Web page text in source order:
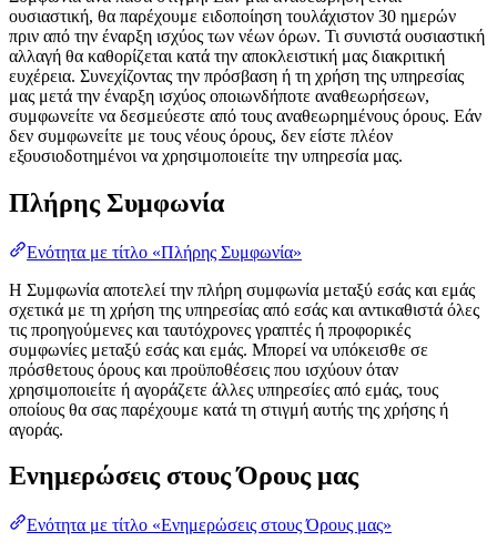
ουσιαστική, θα παρέχουμε ειδοποίηση τουλάχιστον 30 ημερών
πριν από την έναρξη ισχύος των νέων όρων. Τι συνιστά ουσιαστική
αλλαγή θα καθορίζεται κατά την αποκλειστική μας διακριτική
ευχέρεια. Συνεχίζοντας την πρόσβαση ή τη χρήση της υπηρεσίας
μας μετά την έναρξη ισχύος οποιωνδήποτε αναθεωρήσεων,
συμφωνείτε να δεσμεύεστε από τους αναθεωρημένους όρους. Εάν
δεν συμφωνείτε με τους νέους όρους, δεν είστε πλέον
εξουσιοδοτημένοι να χρησιμοποιείτε την υπηρεσία μας.
Πλήρης Συμφωνία
Ενότητα με τίτλο «Πλήρης Συμφωνία»
Η Συμφωνία αποτελεί την πλήρη συμφωνία μεταξύ εσάς και εμάς
σχετικά με τη χρήση της υπηρεσίας από εσάς και αντικαθιστά όλες
τις προηγούμενες και ταυτόχρονες γραπτές ή προφορικές
συμφωνίες μεταξύ εσάς και εμάς. Μπορεί να υπόκεισθε σε
πρόσθετους όρους και προϋποθέσεις που ισχύουν όταν
χρησιμοποιείτε ή αγοράζετε άλλες υπηρεσίες από εμάς, τους
οποίους θα σας παρέχουμε κατά τη στιγμή αυτής της χρήσης ή
αγοράς.
Ενημερώσεις στους Όρους μας
Ενότητα με τίτλο «Ενημερώσεις στους Όρους μας»